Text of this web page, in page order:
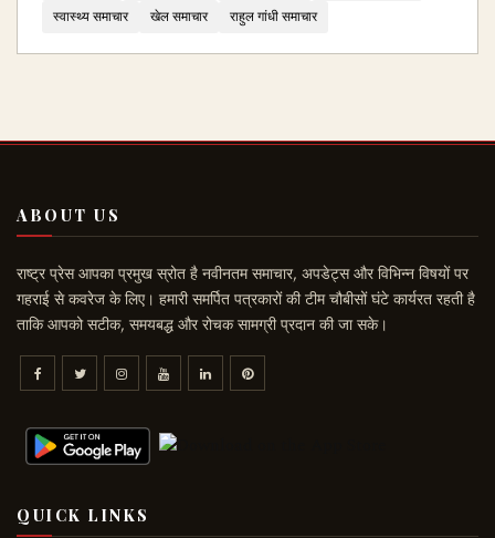
स्वास्थ्य समाचार
खेल समाचार राहुल गांधी समाचार
ABOUT US
राष्ट्र प्रेस आपका प्रमुख स्रोत है नवीनतम समाचार, अपडेट्स और विभिन्न विषयों पर
गहराई से कवरेज के लिए। हमारी समर्पित पत्रकारों की टीम चौबीसों घंटे कार्यरत रहती है
ताकि आपको सटीक, समयबद्ध और रोचक सामग्री प्रदान की जा सके।
QUICK LINKS